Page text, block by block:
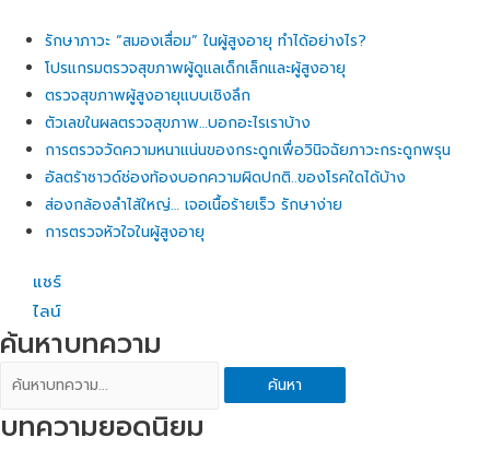
รักษาภาวะ “สมองเสื่อม” ในผู้สูงอายุ ทำได้อย่างไร?
โปรแกรมตรวจสุขภาพผู้ดูแลเด็กเล็กและผู้สูงอายุ
ตรวจสุขภาพผู้สูงอายุแบบเชิงลึก
ตัวเลขในผลตรวจสุขภาพ…บอกอะไรเราบ้าง
การตรวจวัดความหนาแน่นของกระดูกเพื่อวินิจฉัยภาวะกระดูกพรุน
อัลตร้าซาวด์ช่องท้องบอกความผิดปกติ..ของโรคใดได้บ้าง
ส่องกล้องลำไส้ใหญ่… เจอเนื้อร้ายเร็ว รักษาง่าย
การตรวจหัวใจในผู้สูงอายุ
แชร์
ไลน์
ค้นหาบทความ
ค้นหา
บทความยอดนิยม